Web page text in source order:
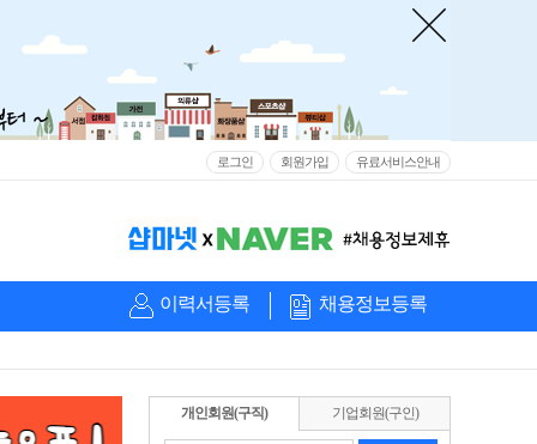
로그인 회원가입 유료서비스안내
이력서등록 채용정보등록
개인회원(구직) 기업회원(구인)